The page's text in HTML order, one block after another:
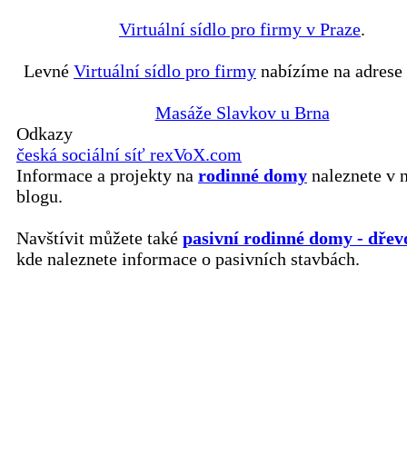
Virtuální sídlo pro firmy v Praze.
Levné Virtuální sídlo pro firmy nabízíme na
Masáže Slavkov u Brna
Odkazy
česká sociální síť rexVoX.com
Informace a projekty na rodinné domy naleznete v
blogu.
Navštívit můžete také pasivní rodinné domy -
kde naleznete informace o pasivních stavbách.